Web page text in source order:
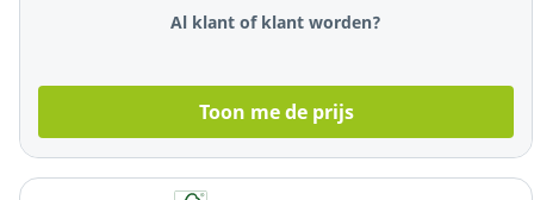
Al klant of klant worden?
Toon me de prijs